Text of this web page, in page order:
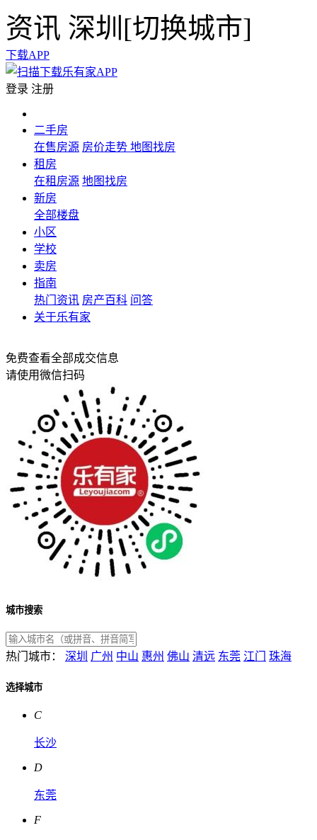
资讯 深圳[切换城市]
下载APP
登录 注册
二手房
在售房源 房价走势 地图找房
租房
在租房源 地图找房
新房
全部楼盘
小区
学校
卖房
指南
热门资讯 房产百科 问答
关于乐有家
免费查看全部成交信息
请使用微信扫码
城市搜索
热门城市： 深圳 广州 中山 惠州 佛山 清远 东莞 江门 珠海
选择城市
C
长沙
D
东莞
F